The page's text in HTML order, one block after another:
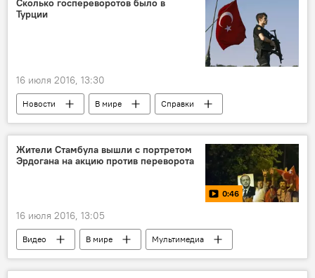
Сколько госпереворотов было в
Турции
16 июля 2016, 13:30
Новости В мире
Справки
Мятеж в Турции
Жители Стамбула вышли с портретом
Эрдогана на акцию против переворота
0:46
16 июля 2016, 13:05
Видео В мире
Мультимедиа
Общество
Мятеж в Турции